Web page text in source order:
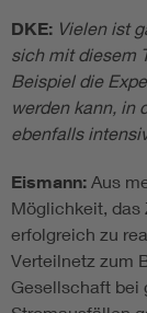
DKE: Vielen ist
sich mit diesem
Beispiel die
werden kann, in
ebenfalls
Eismann: Aus
Möglichkeit, das
erfolgreich zu
Verteilnetz zum
Gesellschaft bei